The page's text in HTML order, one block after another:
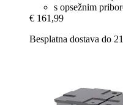
s opsežnim
€ 161,99
Besplatna dostava do